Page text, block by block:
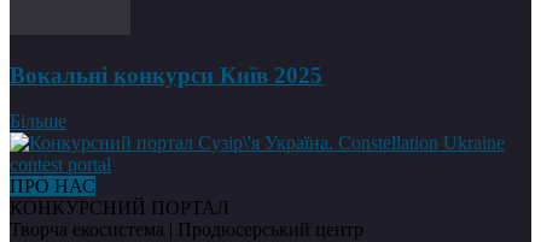
Вокальні конкурси Київ 2025
Більше
ПРО НАС
КОНКУРСНИЙ ПОРТАЛ
Творча екосистема | Продюсерський центр